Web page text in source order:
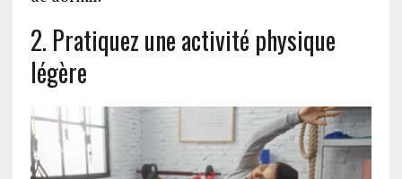
2. Pratiquez une activité physique
légère